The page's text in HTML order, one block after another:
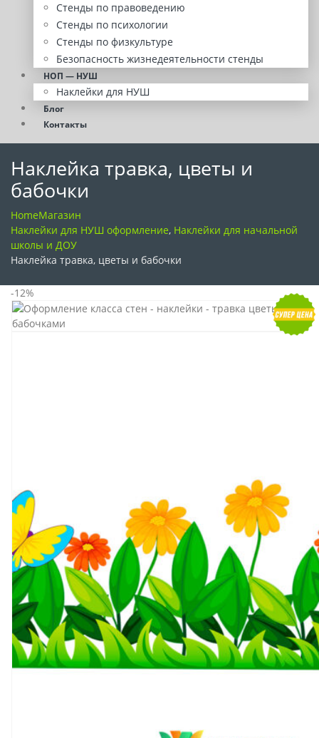
Стенды по правоведению
Стенды по психологии
Стенды по физкультуре
Безопасность жизнедеятельности стенды
НОП — НУШ
Наклейки для НУШ
Блог
Контакты
Наклейка травка, цветы и
бабочки
HomeМагазин
Наклейки для НУШ оформление, Наклейки для начальной
школы и ДОУ
Наклейка травка, цветы и бабочки
-12%